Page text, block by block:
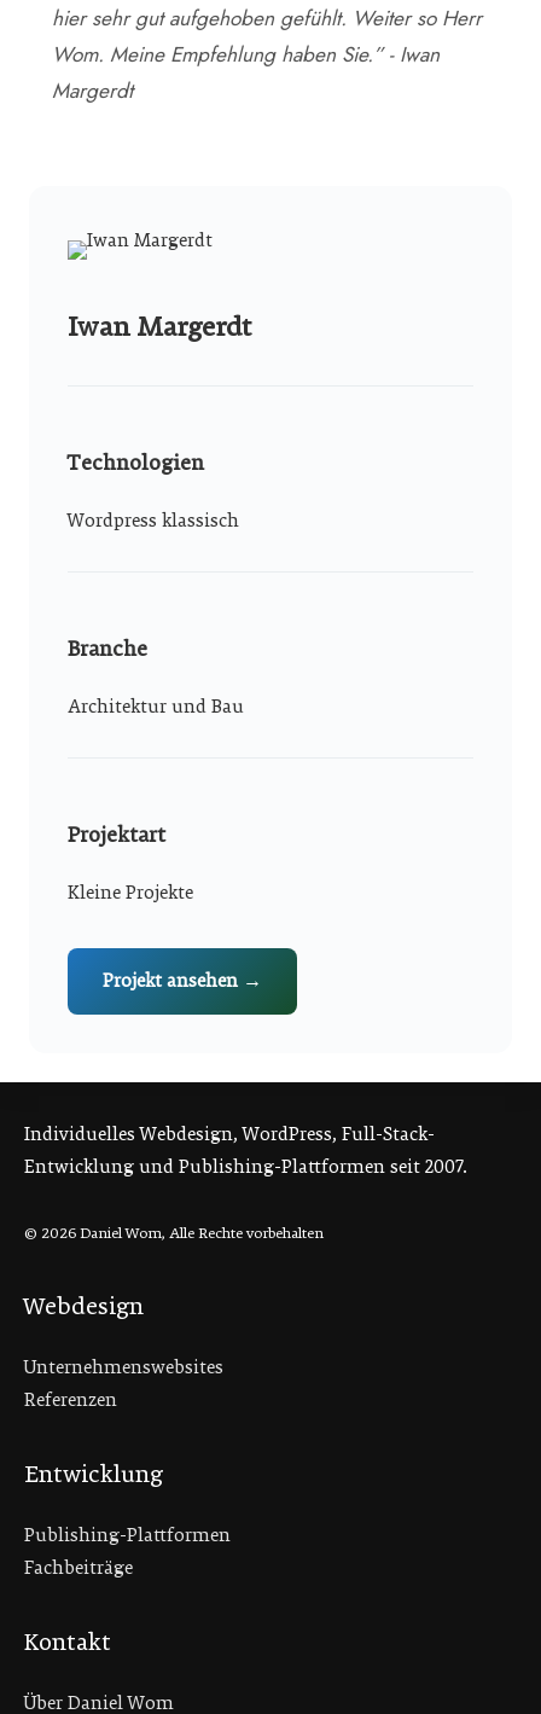
hier sehr gut aufgehoben gefühlt. Weiter so Herr
Wom. Meine Empfehlung haben Sie.” - Iwan
Margerdt
Iwan Margerdt
Technologien
Wordpress klassisch
Branche
Architektur und Bau
Projektart
Kleine Projekte
Projekt ansehen →
Individuelles Webdesign, WordPress, Full-Stack-
Entwicklung und Publishing-Plattformen seit 2007.
© 2026 Daniel Wom, Alle Rechte vorbehalten
Webdesign
Unternehmenswebsites
Referenzen
Entwicklung
Publishing-Plattformen
Fachbeiträge
Kontakt
Über Daniel Wom